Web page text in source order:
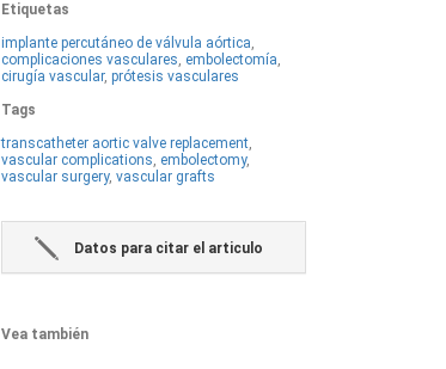
Etiquetas
implante percutáneo de válvula aórtica,
complicaciones vasculares, embolectomía,
cirugía vascular, prótesis vasculares
Tags
transcatheter aortic valve replacement,
vascular complications, embolectomy,
vascular surgery, vascular grafts
Datos para citar el articulo
Vea también